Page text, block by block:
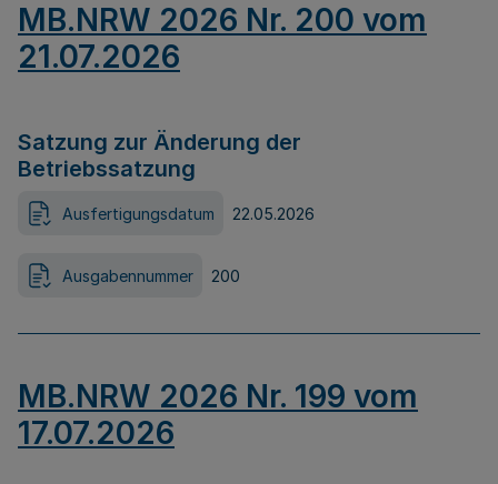
MB.NRW 2026 Nr. 200 vom
21.07.2026
Satzung zur Änderung der
Betriebssatzung
Ausfertigungsdatum 22.05.2026
Ausgabennummer 200
MB.NRW 2026 Nr. 199 vom
17.07.2026